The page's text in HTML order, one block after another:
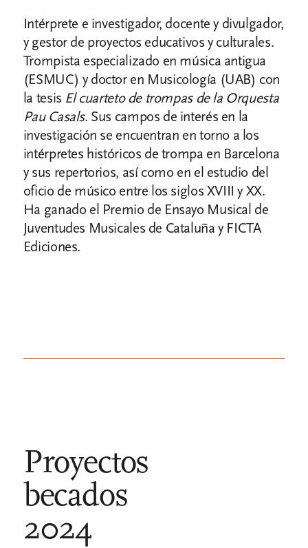
Intérprete e investigador, docente y divulgador,
y gestor de proyectos educativos y culturales.
Trompista especializado en música antigua
(ESMUC) y doctor en Musicología (UAB) con
la tesis El cuarteto de trompas de la Orquesta
Pau Casals. Sus campos de interés en la
investigación se encuentran en torno a los
intérpretes históricos de trompa en Barcelona
y sus repertorios, así como en el estudio del
oficio de músico entre los siglos XVIII y XX.
Ha ganado el Premio de Ensayo Musical de
Juventudes Musicales de Cataluña y FICTA
Ediciones.
Proyectos
becados
2024